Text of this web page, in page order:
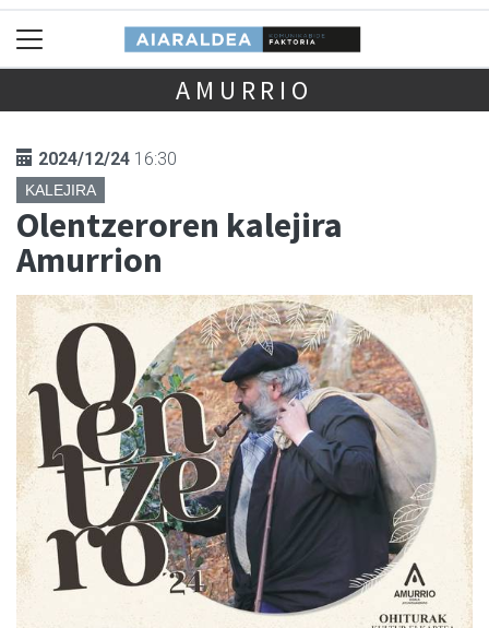
AMURRIO
2024/12/24 16:30
KALEJIRA
Olentzeroren kalejira
Amurrion